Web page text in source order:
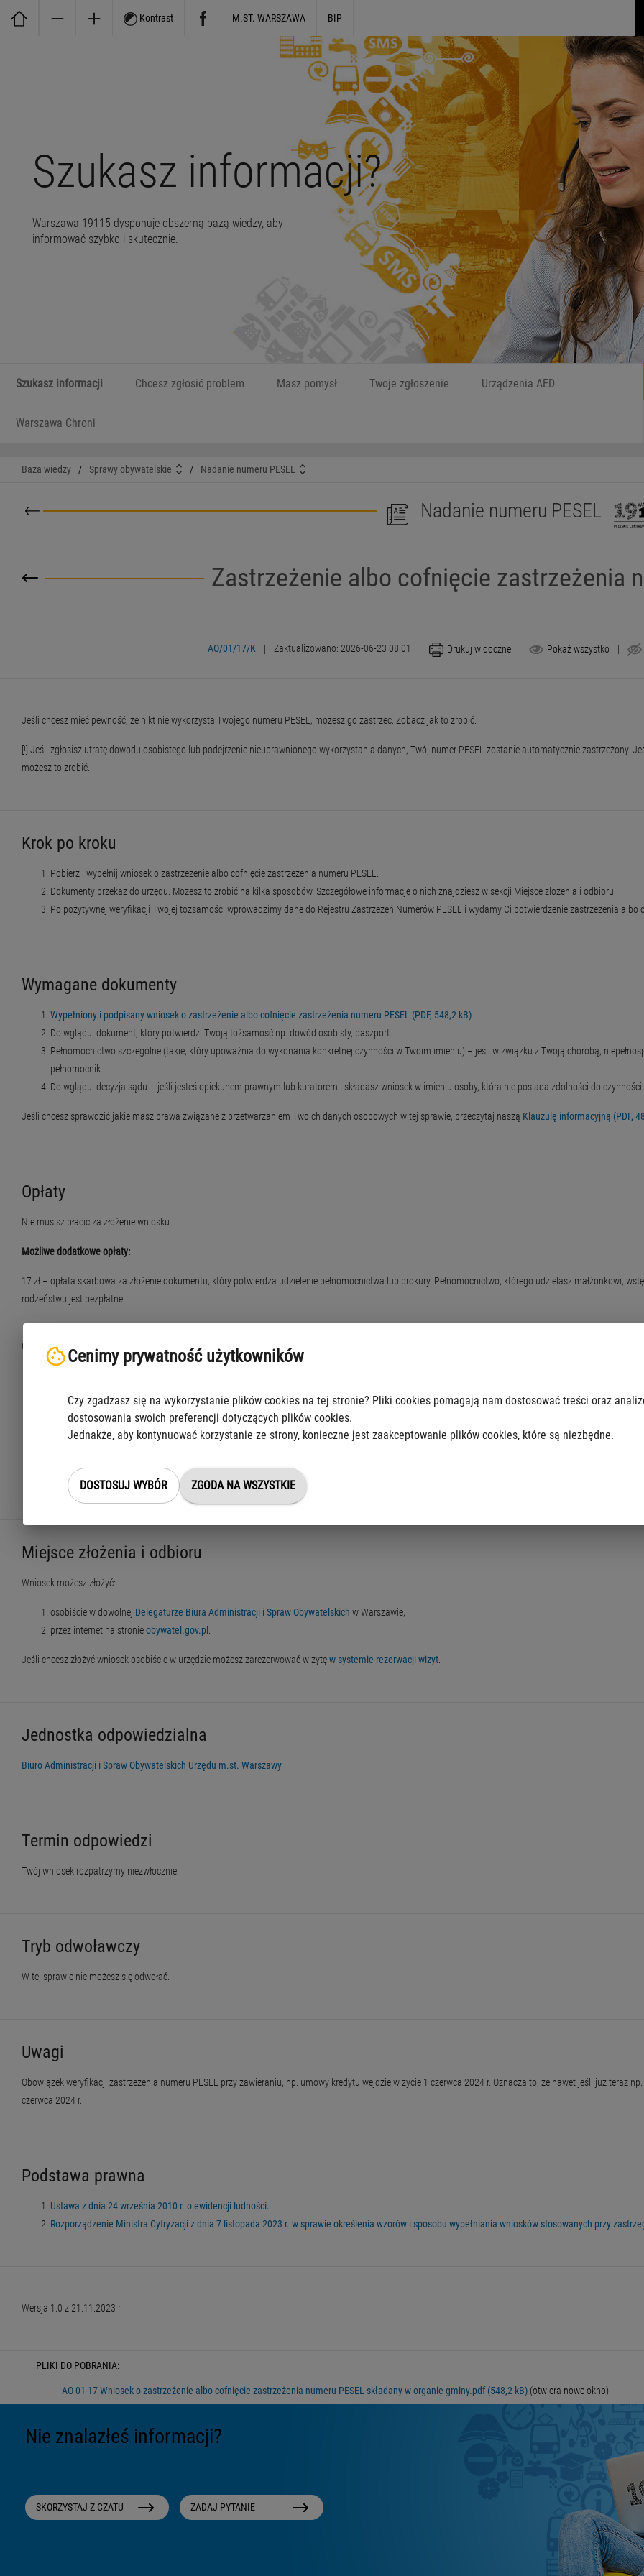
Kontrast M.ST. WARSZAWA BIP
Szukasz informacji?
Warszawa 19115 dysponuje obszerną bazą wiedzy, aby
informować szybko i skutecznie.
Szukasz informacji Chcesz zgłosić problem Masz pomysł Twoje zgłoszenie Urządzenia AED
Warszawa Chroni
Baza wiedzy / Sprawy obywatelskie / Nadanie numeru PESEL
Nadanie numeru PESEL
Zastrzeżenie albo cofnięcie zastrzeżenia
AO/01/17/K | Zaktualizowano: 2026-06-23 08:01 | Drukuj widoczne | Pokaż wszystko |
Jeśli chcesz mieć pewność, że nikt nie wykorzysta Twojego numeru PESEL, możesz go zastrzec. Zobacz jak to zrobić.
[!] Jeśli zgłosisz utratę dowodu osobistego lub podejrzenie nieuprawnionego wykorzystania danych, Twój numer PESEL zostanie automatycznie zastrzeżony.
możesz to zrobić.
Krok po kroku
Pobierz i wypełnij wniosek o zastrzeżenie albo cofnięcie zastrzeżenia numeru PESEL.
Dokumenty przekaż do urzędu. Możesz to zrobić na kilka sposobów. Szczegółowe informacje o nich znajdziesz w sekcji Miejsce złożenia i odbioru.
Po pozytywnej weryfikacji Twojej tożsamości wprowadzimy dane do Rejestru Zastrzeżeń Numerów PESEL i wydamy Ci potwierdzenie zastrzeżenia albo
Wymagane dokumenty
Wypełniony i podpisany wniosek o zastrzeżenie albo cofnięcie zastrzeżenia numeru PESEL (PDF, 548,2 kB)
Do wglądu: dokument, który potwierdzi Twoją tożsamość np. dowód osobisty, paszport.
Pełnomocnictwo szczególne (takie, który upoważnia do wykonania konkretnej czynności w Twoim imieniu) – jeśli w związku z Twoją chorobą,
pełnomocnik.
Do wglądu: decyzja sądu – jeśli jesteś opiekunem prawnym lub kuratorem i składasz wniosek w imieniu osoby, która nie posiada zdolności do
Jeśli chcesz sprawdzić jakie masz prawa związane z przetwarzaniem Twoich danych osobowych w tej sprawie, przeczytaj naszą Klauzulę informacyjną (PDF,
Opłaty
Nie musisz płacić za złożenie wniosku.
Możliwe dodatkowe opłaty:
17 zł – opłata skarbowa za złożenie dokumentu, który potwierdza udzielenie pełnomocnictwa lub prokury. Pełnomocnictwo, którego udzielasz małżonkowi,
rodzeństwu jest bezpłatne.
Opłaty możesz zrobić:
w opłatomacie – jeśli jest dostępny w miejscu, w którym składasz wniosek
przelewem na rachunek bankowy
Urząd m.st. Warszawy, Centrum Obsługi Podatnika
W tytule przelewu napisz za co wnosisz opłatę np. opłata za pełnomocnictwo dla XXX XXXX w sprawie XXXXX.
Miejsce złożenia i odbioru
Wniosek możesz złożyć:
osobiście w dowolnej Delegaturze Biura Administracji i Spraw Obywatelskich w Warszawie,
przez internet na stronieobywatel.gov.pl .
Jeśli chcesz złożyć wniosek osobiście w urzędzie możesz zarezerwować wizytęw systemie rezerwacji wizyt.
Jednostka odpowiedzialna
Biuro Administracji i Spraw Obywatelskich Urzędu m.st. Warszawy
Termin odpowiedzi
Twój wniosek rozpatrzymy niezwłocznie.
Tryb odwoławczy
W tej sprawie nie możesz się odwołać.
Uwagi
Obowiązek weryfikacji zastrzeżenia numeru PESEL przy zawieraniu, np. umowy kredytu wejdzie w życie 1 czerwca 2024 r. Oznacza to, że nawet jeśli już teraz
czerwca 2024 r.
Podstawa prawna
Ustawa z dnia 24 września 2010 r. o ewidencji ludności.
Rozporządzenie Ministra Cyfryzacji z dnia 7 listopada 2023 r. w sprawie określenia wzorów i sposobu wypełniania wniosków stosowanych przy
Wersja 1.0 z 21.11.2023 r.
PLIKI DO POBRANIA:
AO-01-17 Wniosek o zastrzeżenie albo cofnięcie zastrzeżenia numeru PESEL składany w organie gminy.pdf (548,2 kB) (otwiera nowe okno)
Nie znalazłeś informacji?
SKORZYSTAJ Z CZATU ZADAJ PYTANIE
Cenimy prywatność użytkowników
Czy zgadzasz się na wykorzystanie plików cookies na tej stronie? Pliki cookies pomagają nam dostosować treści oraz
dostosowania swoich preferencji dotyczących plików cookies.
Jednakże, aby kontynuować korzystanie ze strony, konieczne jest zaakceptowanie plików cookies, które są niezbędne.
DOSTOSUJ WYBÓR ZGODA NA WSZYSTKIE